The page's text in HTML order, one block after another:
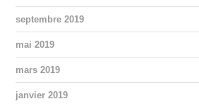
septembre 2019
mai 2019
mars 2019
janvier 2019